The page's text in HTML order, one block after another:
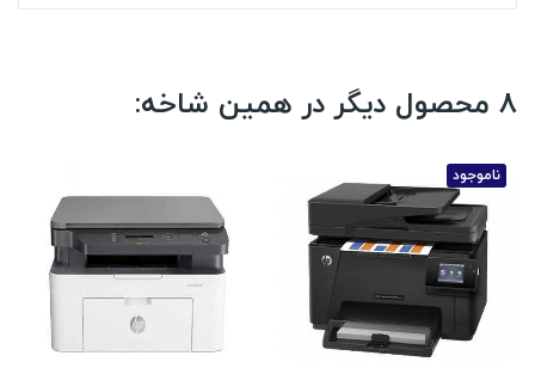
8 محصول دیگر در همین شاخه:
ناموجود